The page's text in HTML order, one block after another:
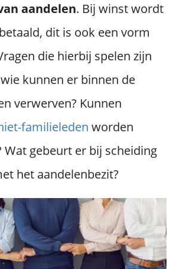
aandelen. Bij winst wordt
dit is ook een vorm
die hierbij spelen zijn
kunnen er binnen de
verwerven? Kunnen
familieleden worden
Wat gebeurt er bij scheiding
het aandelenbezit?